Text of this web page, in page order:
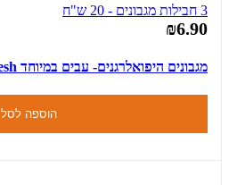
3 חבילות מגבונים - 20 ש"ח
₪6.90
מגבונים היפואלרגנים- עבים במיוחד Be-fresh
הוספה לסל